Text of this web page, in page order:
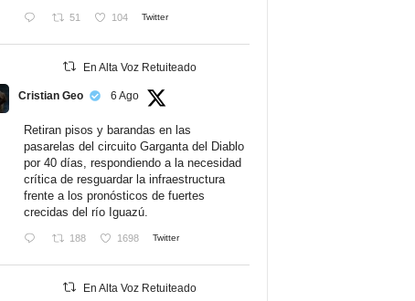
51 104 Twitter
En Alta Voz Retuiteado
Cristian Geo 6 Ago
Retiran pisos y barandas en las
pasarelas del circuito Garganta del Diablo
por 40 días, respondiendo a la necesidad
crítica de resguardar la infraestructura
frente a los pronósticos de fuertes
crecidas del río Iguazú.
188 1698 Twitter
En Alta Voz Retuiteado